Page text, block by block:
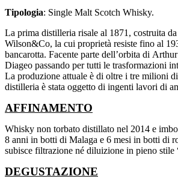
Tipologia: Single Malt Scotch Whisky.
La prima distilleria risale al 1871, costruita
Wilson&Co, la cui proprietà resiste fino al
bancarotta. Facente parte dell’orbita di
Diageo passando per tutti le trasformazioni
La produzione attuale è di oltre i tre milioni
distilleria è stata oggetto di ingenti lavori di
AFFINAMENTO
Whisky non torbato distillato nel 2014 e
8 anni in botti di Malaga e 6 mesi in botti di
subisce filtrazione né diluizione in pieno stile
DEGUSTAZIONE